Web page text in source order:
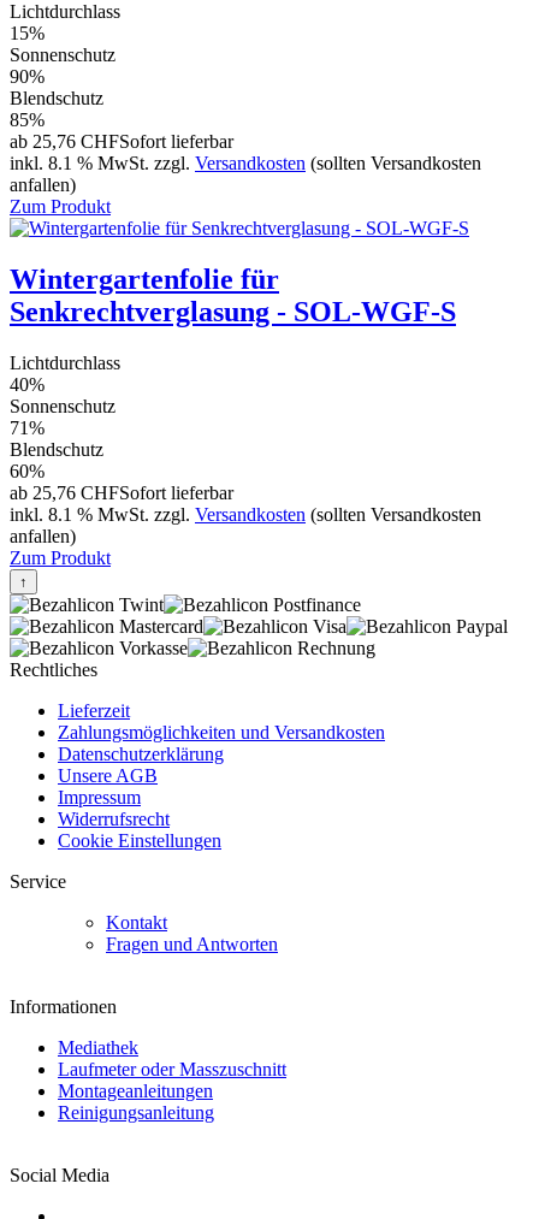
Lichtdurchlass
15%
Sonnenschutz
90%
Blendschutz
85%
ab 25,76 CHFSofort lieferbar
inkl. 8.1 % MwSt. zzgl. Versandkosten (sollten Versandkosten
anfallen)
Zum Produkt
Wintergartenfolie für
Senkrechtverglasung - SOL-WGF-S
Lichtdurchlass
40%
Sonnenschutz
71%
Blendschutz
60%
ab 25,76 CHFSofort lieferbar
inkl. 8.1 % MwSt. zzgl. Versandkosten (sollten Versandkosten
anfallen)
Zum Produkt
↑
Rechtliches
Lieferzeit
Zahlungsmöglichkeiten und Versandkosten
Datenschutzerklärung
Unsere AGB
Impressum
Widerrufsrecht
Cookie Einstellungen
Service
Kontakt
Fragen und Antworten
Informationen
Mediathek
Laufmeter oder Masszuschnitt
Montageanleitungen
Reinigungsanleitung
Social Media